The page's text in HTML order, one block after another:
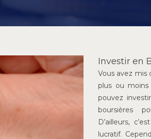
Investir en
Vous avez mis
plus ou
pouvez
boursières
D’ailleurs,
lucratif.